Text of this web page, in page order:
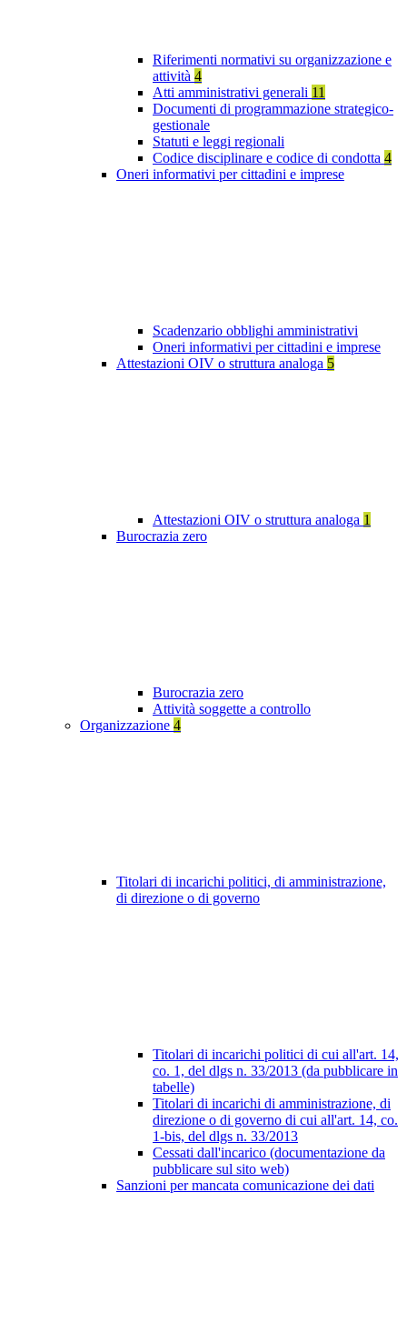
Riferimenti normativi su organizzazione e
attività 4
Atti amministrativi generali 11
Documenti di programmazione strategico-
gestionale
Statuti e leggi regionali
Codice disciplinare e codice di condotta 4
Oneri informativi per cittadini e imprese
Scadenzario obblighi amministrativi
Oneri informativi per cittadini e imprese
Attestazioni OIV o struttura analoga 5
Attestazioni OIV o struttura analoga 1
Burocrazia zero
Burocrazia zero
Attività soggette a controllo
Organizzazione 4
Titolari di incarichi politici, di amministrazione,
di direzione o di governo
Titolari di incarichi politici di cui all'art. 14,
co. 1, del dlgs n. 33/2013 (da pubblicare in
tabelle)
Titolari di incarichi di amministrazione, di
direzione o di governo di cui all'art. 14, co.
1-bis, del dlgs n. 33/2013
Cessati dall'incarico (documentazione da
pubblicare sul sito web)
Sanzioni per mancata comunicazione dei dati